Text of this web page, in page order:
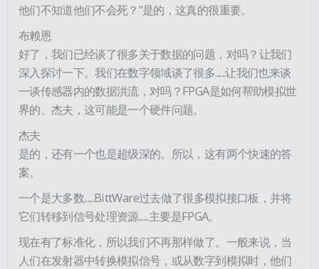
他们不知道他们不会死？"是的，这真的很重要。
布赖恩
好了，我们已经谈了很多关于数据的问题，对吗？让我们
深入探讨一下。我们在数字领域谈了很多......让我们也来谈
一谈传感器内的数据洪流，对吗？FPGA是如何帮助模拟世
界的。杰夫，这可能是一个硬件问题。
杰夫
是的，还有一个也是超级深的。所以，这有两个快速的答
案。
一个是大多数......BittWare过去做了很多模拟接口板，并将
它们转移到信号处理资源......主要是FPGA。
现在有了标准化，所以我们不再那样做了。一般来说，当
人们在发射器中转换模拟信号，或从数字到模拟时，他们